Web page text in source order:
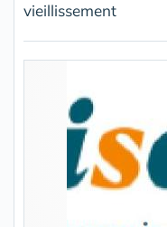
vieillissement